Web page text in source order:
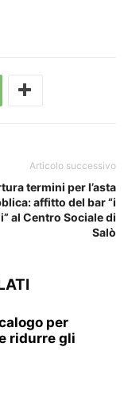
Articolo successivo
termini per l’asta
affitto del bar “i
al Centro Sociale di
Salò
per
ridurre gli